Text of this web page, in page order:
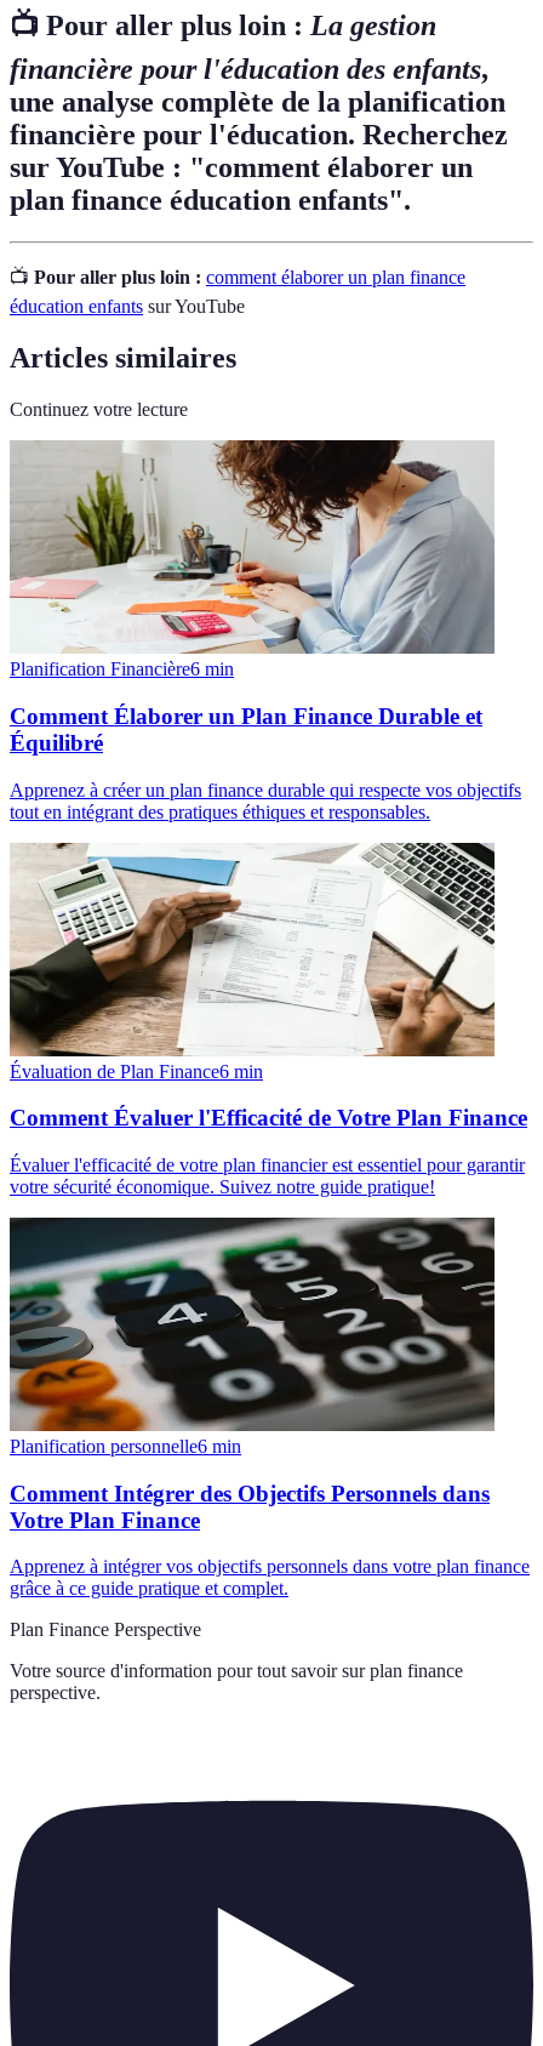
📺 Pour aller plus loin : La gestion
financière pour l'éducation des enfants,
une analyse complète de la planification
financière pour l'éducation. Recherchez
sur YouTube : "comment élaborer un
plan finance éducation enfants".
📺 Pour aller plus loin : comment élaborer un plan finance
éducation enfants sur YouTube
Articles similaires
Continuez votre lecture
Planification Financière6 min
Comment Élaborer un Plan Finance Durable et
Équilibré
Apprenez à créer un plan finance durable qui respecte vos objectifs
tout en intégrant des pratiques éthiques et responsables.
Évaluation de Plan Finance6 min
Comment Évaluer l'Efficacité de Votre Plan Finance
Évaluer l'efficacité de votre plan financier est essentiel pour garantir
votre sécurité économique. Suivez notre guide pratique!
Planification personnelle6 min
Comment Intégrer des Objectifs Personnels dans
Votre Plan Finance
Apprenez à intégrer vos objectifs personnels dans votre plan finance
grâce à ce guide pratique et complet.
Plan Finance Perspective
Votre source d'information pour tout savoir sur plan finance
perspective.